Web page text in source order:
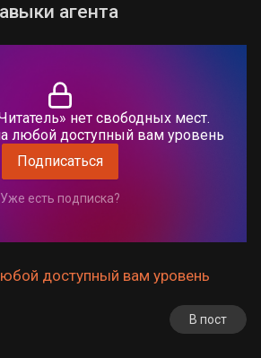
агента
нет свободных мест.
любой доступный вам уровень
Подписаться
Уже есть подписка?
доступный вам уровень
В пост